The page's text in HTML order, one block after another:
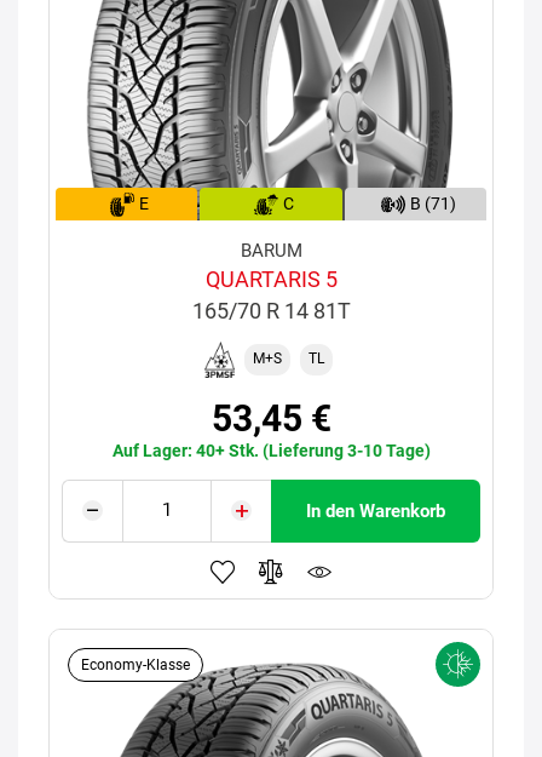
E C B (71)
BARUM
QUARTARIS 5
165/70 R 14 81T
M+S TL
53,45 €
Auf Lager: 40+ Stk. (Lieferung 3-10 Tage)
In den Warenkorb
Economy-Klasse